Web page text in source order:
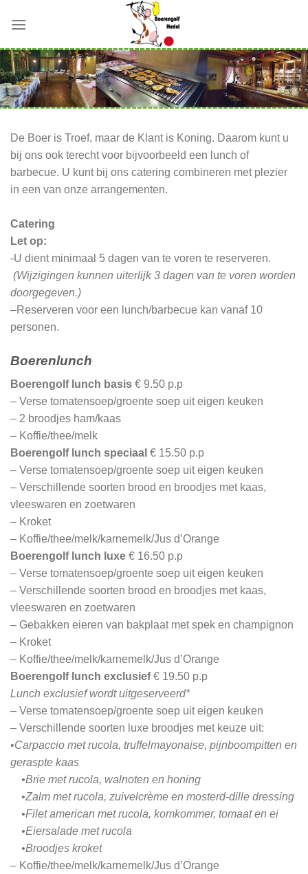
De Boer is Troef, maar de Klant is Koning. Daarom kunt u
bij ons ook terecht voor bijvoorbeeld een lunch of
barbecue. U kunt bij ons catering combineren met plezier
in een van onze arrangementen.
Catering
Let op:
-U dient minimaal 5 dagen van te voren te reserveren.
(Wijzigingen kunnen uiterlijk 3 dagen van te voren worden
doorgegeven.)
–Reserveren voor een lunch/barbecue kan vanaf 10
personen.
Boerenlunch
Boerengolf lunch basis € 9.50 p.p
– Verse tomatensoep/groente soep uit eigen keuken
– 2 broodjes ham/kaas
– Koffie/thee/melk
Boerengolf lunch speciaal € 15.50 p.p
– Verse tomatensoep/groente soep uit eigen keuken
– Verschillende soorten brood en broodjes met kaas,
vleeswaren en zoetwaren
– Kroket
– Koffie/thee/melk/karnemelk/Jus d’Orange
Boerengolf lunch luxe € 16.50 p.p
– Verse tomatensoep/groente soep uit eigen keuken
– Verschillende soorten brood en broodjes met kaas,
vleeswaren en zoetwaren
– Gebakken eieren van bakplaat met spek en champignon
– Kroket
– Koffie/thee/melk/karnemelk/Jus d’Orange
Boerengolf lunch exclusief€ 19.50 p.p
Lunch exclusief wordt uitgeserveerd*
– Verse tomatensoep/groente soep uit eigen keuken
– Verschillende soorten luxe broodjes met keuze uit:
•Carpaccio met rucola, truffelmayonaise, pijnboompitten en
geraspte kaas
•Brie met rucola, walnoten en honing
•Zalm met rucola, zuivelcrème en mosterd-dille dressing
•Filet american met rucola, komkommer, tomaat en ei
•Eiersalade met rucola
•Broodjes kroket
– Koffie/thee/melk/karnemelk/Jus d’Orange